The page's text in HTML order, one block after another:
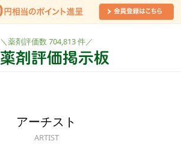
＼薬剤評価数 704,813 件／
アーチスト
ARTIST